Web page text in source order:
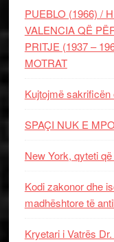
PUEBLO (1966) /
VALENCIA QË
PRITJE (1937 –
MOTRAT
Kujtojmë
SPAÇI NUK E
New York, qyteti
Kodi zakonor dhe
madhështore të
Kryetari i Vatrës